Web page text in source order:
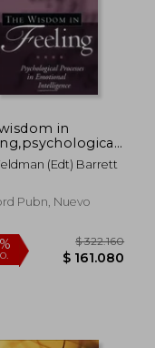
dcto.
in
in(edt) Barrett
Pubn, Nuevo